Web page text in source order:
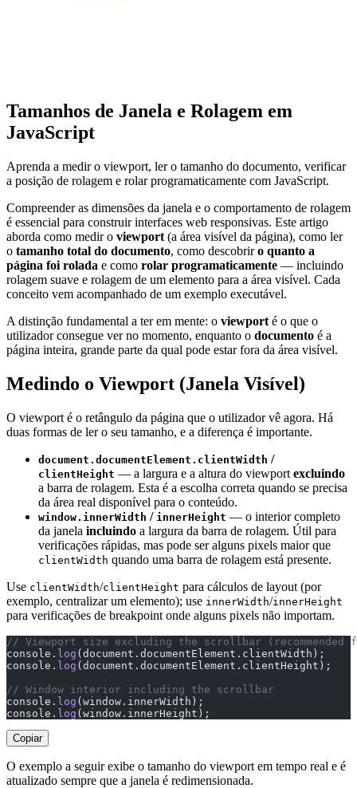
Tamanhos de Janela e Rolagem em
JavaScript
Aprenda a medir o viewport, ler o tamanho do documento, verificar
a posição de rolagem e rolar programaticamente com JavaScript.
Compreender as dimensões da janela e o comportamento de rolagem
é essencial para construir interfaces web responsivas. Este artigo
aborda como medir o viewport (a área visível da página), como ler
o tamanho total do documento, como descobriro quanto a
página foi rolada e como rolar programaticamente — incluindo
rolagem suave e rolagem de um elemento para a área visível. Cada
conceito vem acompanhado de um exemplo executável.
A distinção fundamental a ter em mente: o viewport é o que o
utilizador consegue ver no momento, enquanto o documento é a
página inteira, grande parte da qual pode estar fora da área visível.
Medindo o Viewport (Janela Visível)
O viewport é o retângulo da página que o utilizador vê agora. Há
duas formas de ler o seu tamanho, e a diferença é importante.
document.documentElement.clientWidth /
clientHeight — a largura e a altura do viewport excluindo
a barra de rolagem. Esta é a escolha correta quando se precisa
da área real disponível para o conteúdo.
window.innerWidth / innerHeight — o interior completo
da janela incluindo a largura da barra de rolagem. Útil para
verificações rápidas, mas pode ser alguns pixels maior que
clientWidth quando uma barra de rolagem está presente.
Use clientWidth/clientHeight para cálculos de layout (por
exemplo, centralizar um elemento); use innerWidth/innerHeight
para verificações de breakpoint onde alguns pixels não importam.
// Viewport size excluding the scrollbar (recommended
console. log (document.documentElement.clientWidth);
console. log (document.documentElement.clientHeight);
// Window interior including the scrollbar
console. log (window.innerWidth);
console. log (window.innerHeight);
Copiar
O exemplo a seguir exibe o tamanho do viewport em tempo real e é
atualizado sempre que a janela é redimensionada.